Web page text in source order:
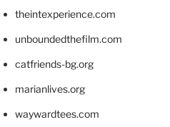
theintexperience.com
unboundedthefilm.com
catfriends-bg.org
marianlives.org
waywardtees.com